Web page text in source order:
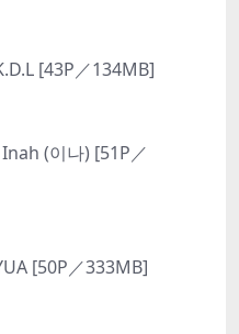
[43P／134MB]
(이나) [51P／
[50P／333MB]